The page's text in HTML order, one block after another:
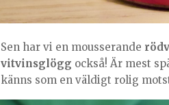
Sen har vi en mousserande
vitvinsglögg också! Är mest
känns som en väldigt rolig